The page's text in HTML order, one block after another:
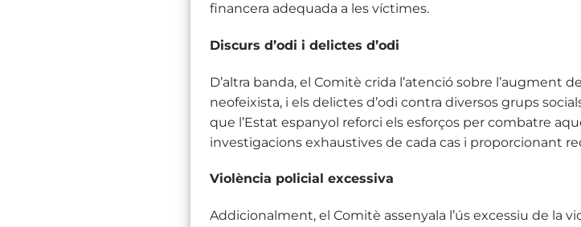
financera adequada a les víctimes.
Discurs d’odi i delictes d’odi
D’altra banda, el Comitè crida l’atenció sobre l’augment
neofeixista, i els delictes d’odi contra diversos grups
que l’Estat espanyol reforci els esforços per combatre
investigacions exhaustives de cada cas i proporcionant
Violència policial excessiva
Addicionalment, el Comitè assenyala l’ús excessiu de la